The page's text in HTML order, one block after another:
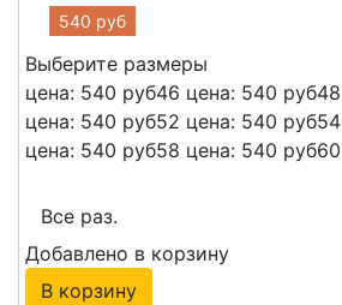
540 руб
Выберите размеры
цена: 540 руб46 цена: 540 руб48
цена: 540 руб52 цена: 540 руб54
цена: 540 руб58 цена: 540 руб60
Все раз.
Добавлено в корзину
В корзину